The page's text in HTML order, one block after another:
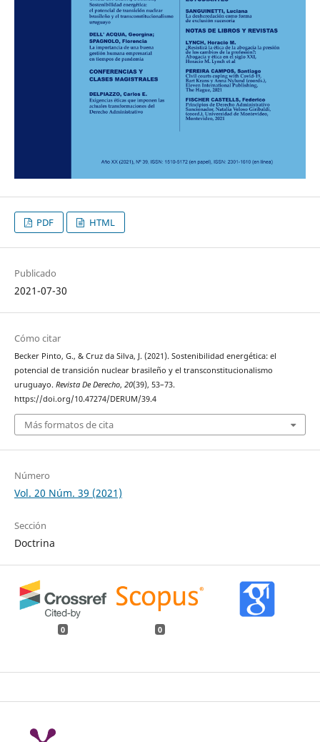
PDF HTML
Publicado
2021-07-30
Cómo citar
Becker Pinto, G., & Cruz da Silva, J. (2021). Sostenibilidad energética: el
potencial de transición nuclear brasileño y el transconstitucionalismo
uruguayo. Revista De Derecho, 20(39), 53–73.
https://doi.org/10.47274/DERUM/39.4
Más formatos de cita
Número
Vol. 20 Núm. 39 (2021)
Sección
Doctrina
0 0